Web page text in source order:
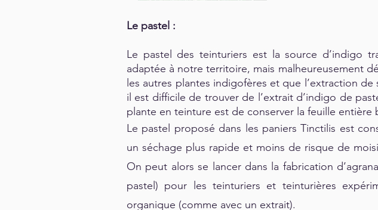
Le pastel :
Le pastel des teinturiers est la source d’indigo
adaptée à notre territoire, mais malheureusement
les autres plantes indigofères et que l’extraction
il est difficile de trouver de l’extrait d’indigo de
plante en teinture est de conserver la feuille entière
Le pastel proposé dans les paniers Tinctilis est
un séchage plus rapide et moins de risque de
On peut alors se lancer dans la fabrication
pastel) pour les teinturiers et teinturières
organique (comme avec un extrait).